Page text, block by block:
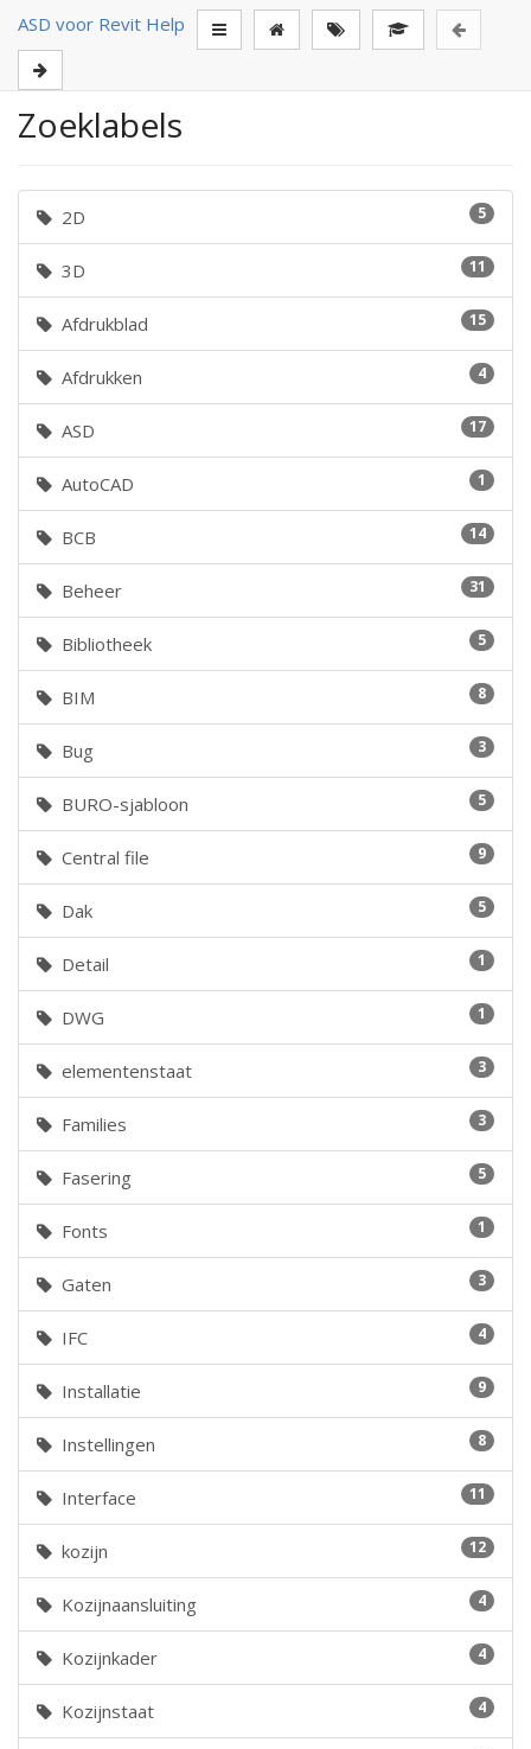
ASD voor Revit Help
Zoeklabels
5
2D
11
3D
15
Afdrukblad
4
Afdrukken
17
ASD
1
AutoCAD
14
BCB
31
Beheer
5
Bibliotheek
8
BIM
3
Bug
5
BURO-sjabloon
9
Central file
5
Dak
1
Detail
1
DWG
3
elementenstaat
3
Families
5
Fasering
1
Fonts
3
Gaten
4
IFC
9
Installatie
8
Instellingen
11
Interface
12
kozijn
4
Kozijnaansluiting
4
Kozijnkader
4
Kozijnstaat